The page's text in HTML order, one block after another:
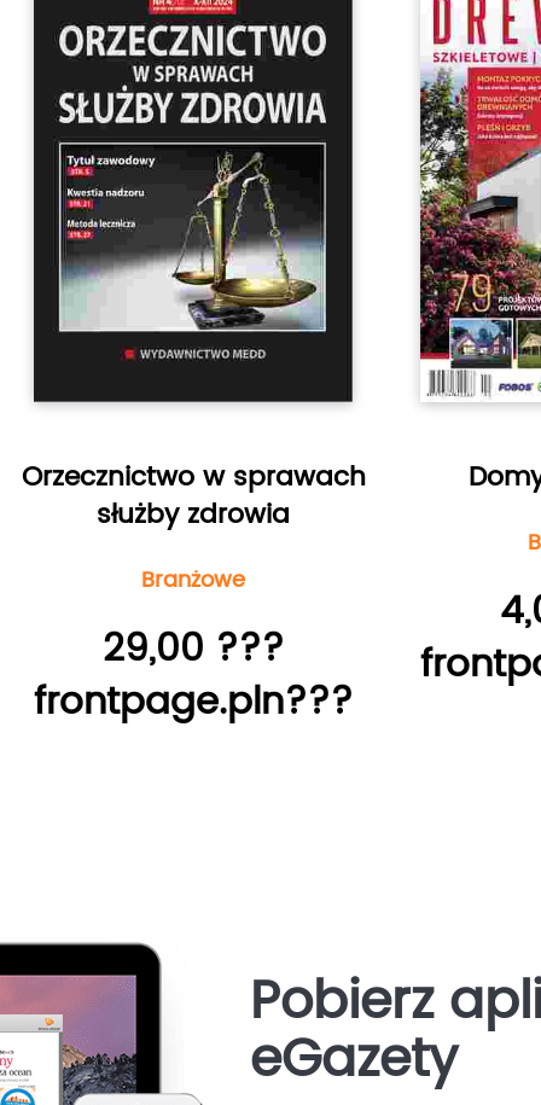
znaleźć w samochodach
Orzecznictwo w sprawach
służby zdrowia
Branżowe
29,00 ???
frontpage.pln???
Pobierz
eGazety